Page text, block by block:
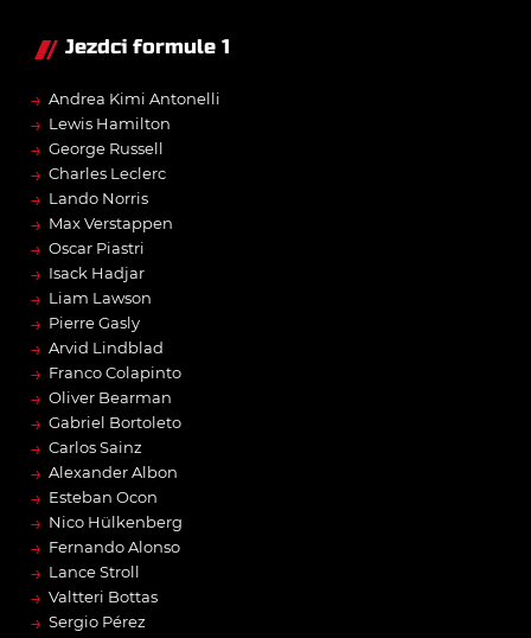
Jezdci formule 1
→ Andrea Kimi Antonelli
→ Lewis Hamilton
→ George Russell
→ Charles Leclerc
→ Lando Norris
→ Max Verstappen
→ Oscar Piastri
→ Isack Hadjar
→ Liam Lawson
→ Pierre Gasly
→ Arvid Lindblad
→ Franco Colapinto
→ Oliver Bearman
→ Gabriel Bortoleto
→ Carlos Sainz
→ Alexander Albon
→ Esteban Ocon
→ Nico Hülkenberg
→ Fernando Alonso
→ Lance Stroll
→ Valtteri Bottas
→ Sergio Pérez